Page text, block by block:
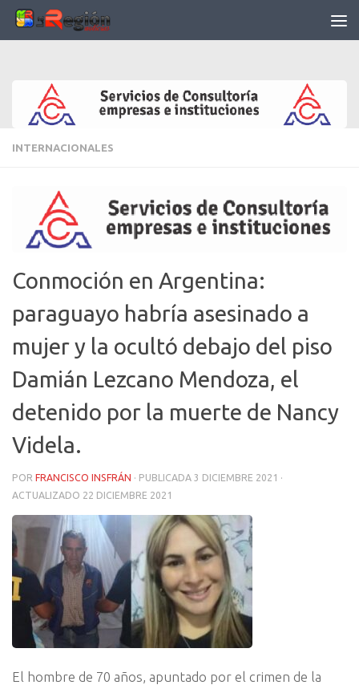
Saltar al contenido
INTERNACIONALES
Conmoción en Argentina:
paraguayo habría asesinado a
mujer y la ocultó debajo del piso
Damián Lezcano Mendoza, el
detenido por la muerte de Nancy
Videla.
POR FRANCISCO INSFRÁN · PUBLICADA 3 DICIEMBRE 2021 ·
ACTUALIZADO 22 DICIEMBRE 2021
El hombre de 70 años, apuntado por el crimen de la